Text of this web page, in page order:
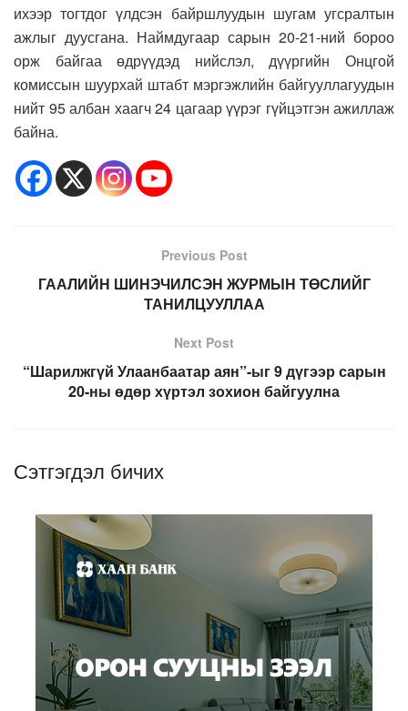
ихээр тогтдог үлдсэн байршлуудын шугам угсралтын
ажлыг дуусгана. Наймдугаар сарын 20-21-ний бороо
орж байгаа өдрүүдэд нийслэл, дүүргийн Онцгой
комиссын шуурхай штабт мэргэжлийн байгууллагуудын
нийт 95 албан хаагч 24 цагаар үүрэг гүйцэтгэн ажиллаж
байна.
Previous Post
ГААЛИЙН ШИНЭЧИЛСЭН ЖУРМЫН ТӨСЛИЙГ
ТАНИЛЦУУЛЛАА
Next Post
“Шарилжгүй Улаанбаатар аян”-ыг 9 дүгээр сарын
20-ны өдөр хүртэл зохион байгуулна
Сэтгэгдэл бичих